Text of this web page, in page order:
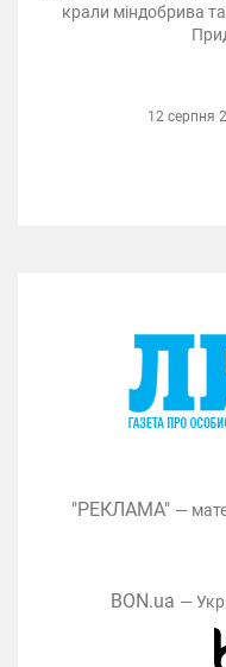
крали міндобрива
12 серпня
"РЕКЛАМА" —
BON.ua —